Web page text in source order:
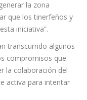
decisiones
de seis millones
la zona
que los tinerfeños y
iniciativa”.
transcurrido algunos
compromisos que
la colaboración del